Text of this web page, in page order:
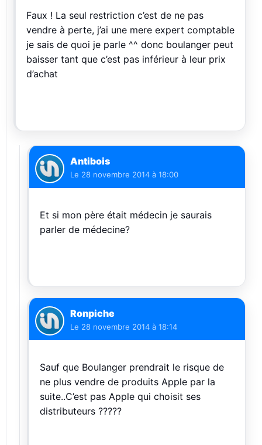
Faux ! La seul restriction c’est de ne pas
vendre à perte, j’ai une mere expert comptable
je sais de quoi je parle ^^ donc boulanger peut
baisser tant que c’est pas inférieur à leur prix
d’achat
Antibois
Le 28 novembre 2014 à 18:00
Et si mon père était médecin je saurais
parler de médecine?
Ronpiche
Le 28 novembre 2014 à 18:14
Sauf que Boulanger prendrait le risque de
ne plus vendre de produits Apple par la
suite..C’est pas Apple qui choisit ses
distributeurs ?????